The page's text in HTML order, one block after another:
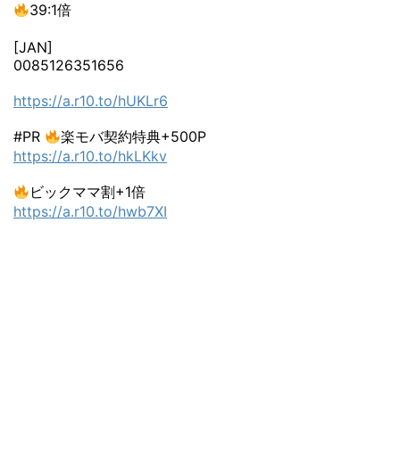
39:1倍
[JAN]
0085126351656
https://a.r10.to/hUKLr6
#PR
楽モバ契約特典+500P
https://a.r10.to/hkLKkv
ビックママ割+1倍
https://a.r10.to/hwb7XI